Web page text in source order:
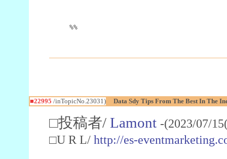
%%
■22995 /inTopicNo.23031) Data Sdy Tips From The Best In The
□投稿者/ Lamont -(2023/07/
□U R L/ http://es-